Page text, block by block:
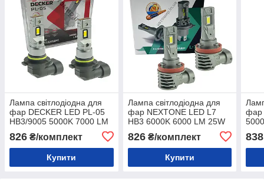
Лампа світлодіодна для
фар DECKER LED PL-05
HB3/9005 5000K 7000 LM
826 ₴/комплект
Купити
Лампа світлодіодна для
фар NEXTONE LED L7
HB3 6000K 6000 LM 25W
826₴/комплект
Купити
фар
838